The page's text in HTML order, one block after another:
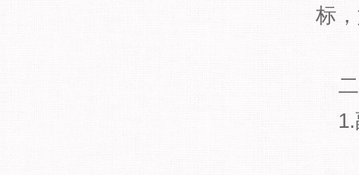
标